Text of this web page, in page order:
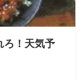
ろ！天気予